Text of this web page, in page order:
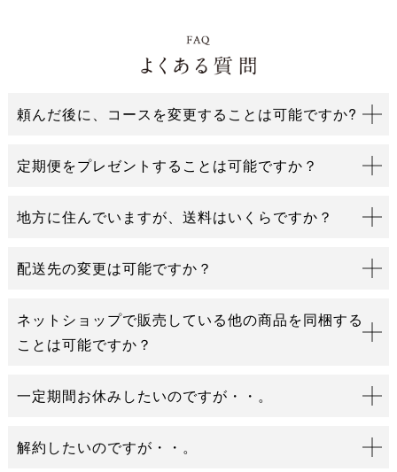
頼んだ後に、コースを変更することは可能ですか?
定期便をプレゼントすることは可能ですか？
地方に住んでいますが、送料はいくらですか？
配送先の変更は可能ですか？
ネットショップで販売している他の商品を同梱する
ことは可能ですか？
一定期間お休みしたいのですが・・。
解約したいのですが・・。